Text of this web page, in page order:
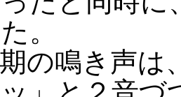
。
の鳴き声は